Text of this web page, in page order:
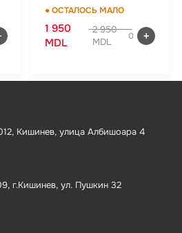
● ОСТАЛОСЬ МАЛО
1 950
MDL
2 950
MDL
0
Кишинев, улица Албишоара 4
г.Кишинев, ул. Пушкин 32